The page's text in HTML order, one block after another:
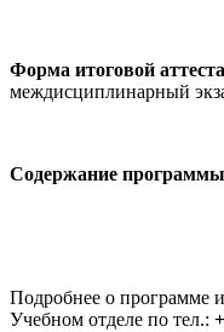
Форма итоговой
междисциплинарный
Содержание
Подробнее о программе
Учебном отделе по тел.: